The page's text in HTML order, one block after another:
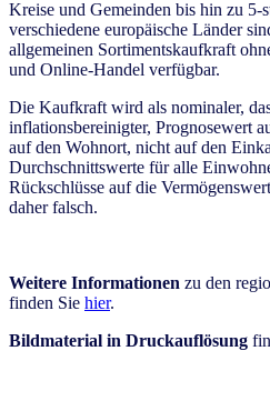
Kreise und Gemeinden bis hin zu 5-
verschiedene europäische Länder
allgemeinen Sortimentskaufkraft
und Online-Handel verfügbar.
Die Kaufkraft wird als nominaler,
inflationsbereinigter, Prognosewert
auf den Wohnort, nicht auf den
Durchschnittswerte für alle
Rückschlüsse auf die
daher falsch.
Weitere Informationen zu den
finden Sie hier.
Bildmaterial in Druckauflösung